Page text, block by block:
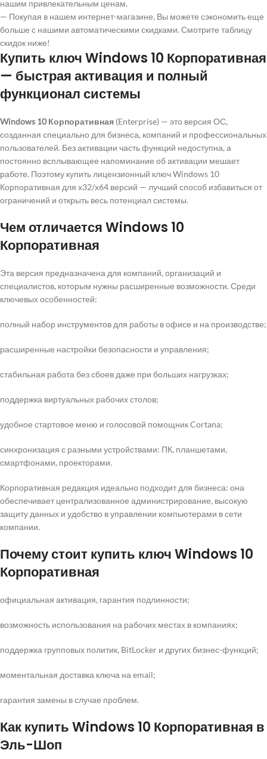
нашим привлекательным ценам.
— Покупая в нашем интернет-магазине, Вы можете сэкономить еще
больше с нашими автоматическими скидками. Смотрите таблицу
скидок ниже!
Купить ключ Windows 10 Корпоративная
— быстрая активация и полный
функционал системы
Windows 10 Корпоративная (Enterprise) — это версия ОС,
созданная специально для бизнеса, компаний и профессиональных
пользователей. Без активации часть функций недоступна, а
постоянно всплывающее напоминание об активации мешает
работе. Поэтому купить лицензионный ключ Windows 10
Корпоративная для x32/x64 версий — лучший способ избавиться от
ограничений и открыть весь потенциал системы.
Чем отличается Windows 10
Корпоративная
Эта версия предназначена для компаний, организаций и
специалистов, которым нужны расширенные возможности. Среди
ключевых особенностей:
полный набор инструментов для работы в офисе и на производстве;
расширенные настройки безопасности и управления;
стабильная работа без сбоев даже при больших нагрузках;
поддержка виртуальных рабочих столов;
удобное стартовое меню и голосовой помощник Cortana;
синхронизация с разными устройствами: ПК, планшетами,
смартфонами, проекторами.
Корпоративная редакция идеально подходит для бизнеса: она
обеспечивает централизованное администрирование, высокую
защиту данных и удобство в управлении компьютерами в сети
компании.
Почему стоит купить ключ Windows 10
Корпоративная
официальная активация, гарантия подлинности;
возможность использования на рабочих местах в компаниях;
поддержка групповых политик, BitLocker и других бизнес-функций;
моментальная доставка ключа на email;
гарантия замены в случае проблем.
Как купить Windows 10 Корпоративная в
Эль-Шоп